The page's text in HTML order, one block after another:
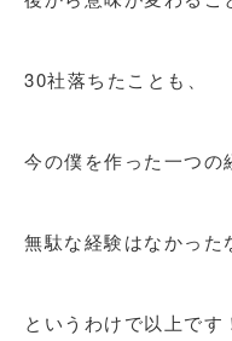
30社落ちたことも、
今の僕を作った一つの
無駄な経験はなかっ
というわけで以上です